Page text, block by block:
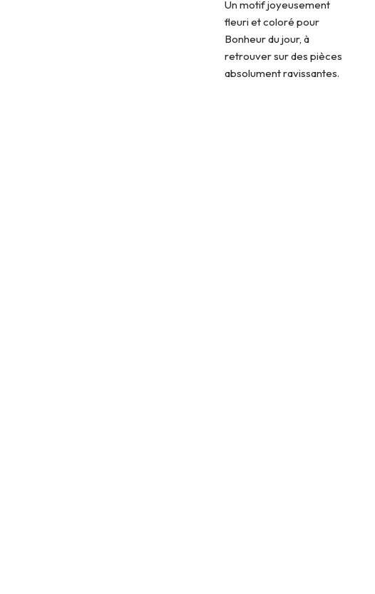
Un motif joyeusement
fleuri et coloré pour
Bonheur du jour, à
retrouver sur des pièces
absolument ravissantes.